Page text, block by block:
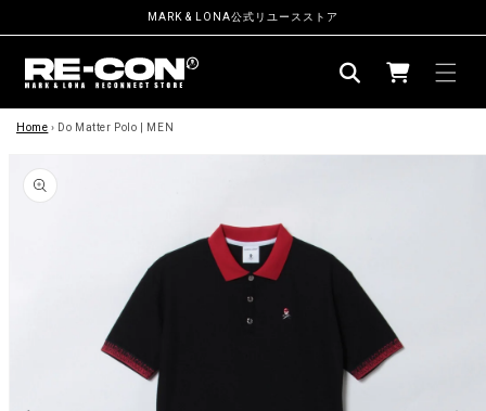
ツ
に
進
む
MARK & LONA公式リユースストア
ー
Home › Do Matter Polo | MEN
商
品
情
ス